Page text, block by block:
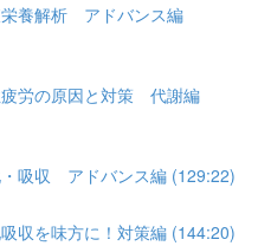
養解析 アドバンス編
労の原因と対策 代謝編
吸収 アドバンス編 (129:22)
収を味方に！対策編 (144:20)